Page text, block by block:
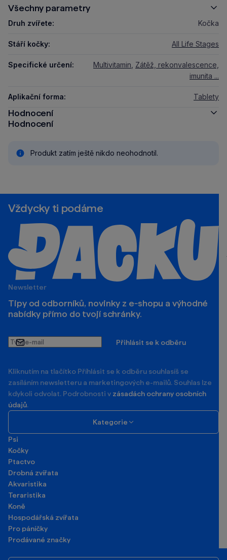
Všechny parametry
Druh zvířete: Kočka
Stáří kočky: All Life Stages
Specifické určení: Multivitamin Zátěž, rekonvalescence,
imunita ...
Aplikační forma: Tablety
Hodnocení
Hodnocení
Produkt zatím ještě nikdo neohodnotil.
Vždycky ti podáme
Newsletter
Tipy od odborníků, novinky z e‑shopu a výhodné
nabídky přímo do tvojí schránky.
Tvůj
e-
Přihlásit se k odběru
Kliknutím na tlačítko Příhlásit se k odběru souhlasíš se
zasíláním newsletteru a marketingových e-mailů. Souhlas lze
kdykoli odvolat. Podrobnosti v zásadách ochrany osobních
údajů.
Kategorie
Psi
Kočky
Ptactvo
Drobná zvířata
Akvaristika
Teraristika
Koně
Hospodářská zvířata
Pro páníčky
Prodávané značky